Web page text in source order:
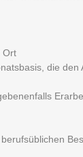
Ort
die den